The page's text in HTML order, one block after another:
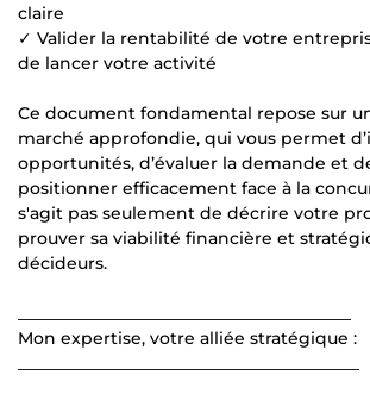
claire
✓ Valider la rentabilité de votre
de lancer votre activité
Ce document fondamental repose sur
marché approfondie, qui vous permet
opportunités, d’évaluer la demande et
positionner efficacement face à la
s'agit pas seulement de décrire votre
prouver sa viabilité financière et
décideurs.
Mon expertise, votre alliée stratégique :